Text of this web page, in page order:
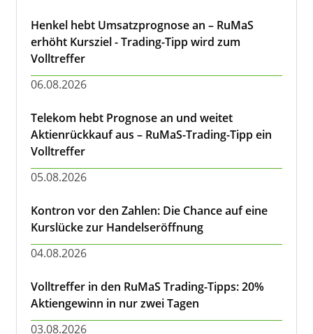
Henkel hebt Umsatzprognose an – RuMaS
erhöht Kursziel - Trading-Tipp wird zum
Volltreffer
06.08.2026
Telekom hebt Prognose an und weitet
Aktienrückkauf aus – RuMaS-Trading-Tipp ein
Volltreffer
05.08.2026
Kontron vor den Zahlen: Die Chance auf eine
Kurslücke zur Handelseröffnung
04.08.2026
Volltreffer in den RuMaS Trading-Tipps: 20%
Aktiengewinn in nur zwei Tagen
03.08.2026